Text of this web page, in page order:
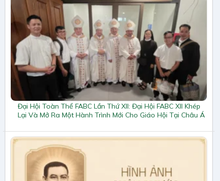
Đại Hội Toàn Thể FABC Lần Thứ XII: Đại Hội FABC XII Khép
Lại Và Mở Ra Một Hành Trình Mới Cho Giáo Hội Tại Châu Á